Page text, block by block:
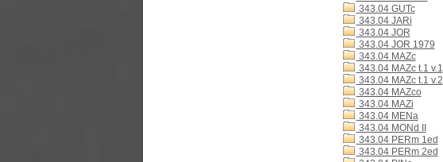
343.04 GUTc
343.04 JARi
343.04 JOR
343.04 JOR 1979
343.04 MAZc
343.04 MAZc t.1 v.1
343.04 MAZc t.1 v.2
343.04 MAZco
343.04 MAZi
343.04 MENa
343.04 MONd II
343.04 PERm 1ed
343.04 PERm 2ed